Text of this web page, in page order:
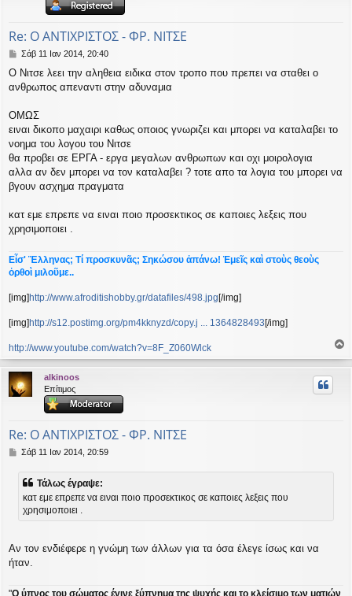
Re: Ο ΑΝΤΙΧΡΙΣΤΟΣ - ΦΡ. ΝΙΤΣΕ
Δ
μ
ο
ί
υ
σ
η
Σάβ 11 Ιαν 2014, 20:40
Ο Νιτσε λεει την αληθεια ειδικα στον τροπο που πρεπει να σταθει ο
ανθρωπος απεναντι στην αδυναμια
ΟΜΩΣ
ειναι δικοπο μαχαιρι καθως οποιος γνωριζει και μπορει να καταλαβει το
νοημα του λογου του Νιτσε
θα προβει σε ΕΡΓΑ - εργα μεγαλων ανθρωπων και οχι μοιρολογια
αλλα αν δεν μπορει να τον καταλαβει ? τοτε απο τα λογια του μπορει να
βγουν ασχημα πραγματα
κατ εμε επρεπε να ειναι ποιο προσεκτικος σε καποιες λεξεις που
χρησιμοποιει .
Εἶσ' Ἕλληνας; Τί προσκυνᾶς; Σηκώσου ἀπάνω! Ἐμεῖς καὶ στοὺς θεοὺς
ὀρθοὶ μιλοῦμε..
[img] http://www.afroditishobby.gr/datafiles/498.jpg [/img]
[img] http://s12.postimg.org/pm4kknyzd/copy.j ... 1364828493 [/img]
http://www.youtube.com/watch?v=8F_Z060Wlck
ο
ρ
alkinoos
Επίτιμος
Re: Ο ΑΝΤΙΧΡΙΣΤΟΣ - ΦΡ. ΝΙΤΣΕ
Δ
σ
Σάβ 11 Ιαν 2014, 20:59
Τάλως έγραψε:
κατ εμε επρεπε να ειναι ποιο προσεκτικος σε καποιες λεξεις που
χρησιμοποιει .
Αν τον ενδιέφερε η γνώμη των άλλων για τα όσα έλεγε ίσως και να
ήταν.
"Ο ύπνος του σώματος έγινε ξύπνημα της ψυχής και το κλείσιμο των ματιών